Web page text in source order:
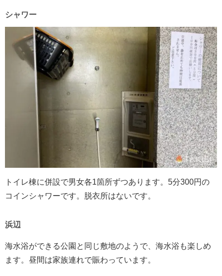
シャワー
トイレ棟に併設で男女各1箇所ずつあります。5分300円の
コインシャワーです。脱衣所はないです。
浜辺
海水浴ができる公園と同じ敷地のようで、海水浴も楽しめ
ます。昼間は家族連れで賑わっています。